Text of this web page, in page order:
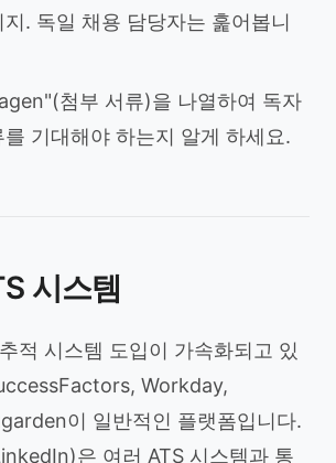
. 독일 채용 담당자는 훑어봅니
첨부 서류)을 나열하여 독자
기대해야 하는지 알게 하세요.
시스템
적 시스템 도입이 가속화되고 있
Workday,
이 일반적인 플랫폼입니다.
은 여러 ATS 시스템과 통